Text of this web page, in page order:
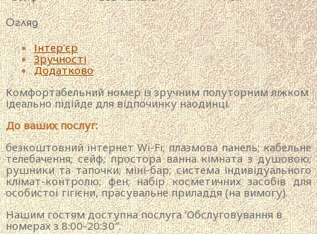
Огляд
Інтер'єр
Зручності
Додатково
Комфортабельний номер із зручним полуторним ліжком
ідеально підійде для відпочинку наодинці.
До ваших послуг:
безкоштовний інтернет Wi-Fi; плазмова панель; кабельне
телебачення; сейф; простора ванна кімната з душовою;
рушники та тапочки; міні-бар; система індивідуального
клімат-контролю; фен; набір косметичних засобів для
особистої гігієни, прасувальне приладдя (на вимогу).
Нашим гостям доступна послуга ‘Обслуговування в
номерах з 8:00-20:30″.